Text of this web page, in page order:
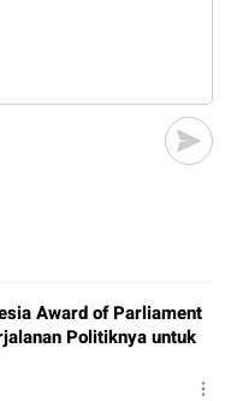
Award of Parliament
Politiknya untuk